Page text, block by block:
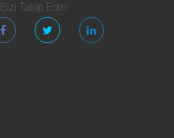
Bizi Takip Edin